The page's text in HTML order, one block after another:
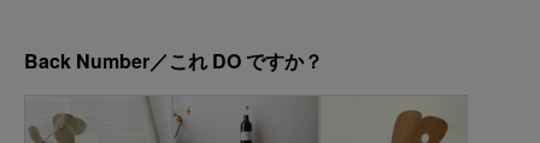
Back Number／これ DO ですか？